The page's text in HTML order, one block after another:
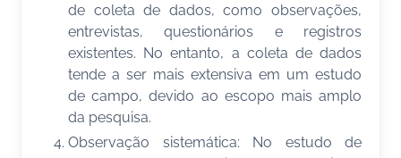
de coleta de dados, como observações,
entrevistas, questionários e registros
existentes. No entanto, a coleta de dados
tende a ser mais extensiva em um estudo
de campo, devido ao escopo mais amplo
da pesquisa.
Observação sistemática: No estudo de